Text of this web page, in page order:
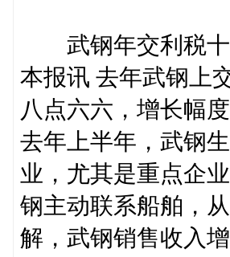
武钢年交利税十
本报讯 去年武钢上
八点六六，增长幅
去年上半年，武钢
业，尤其是重点企
钢主动联系船舶，
解，武钢销售收入